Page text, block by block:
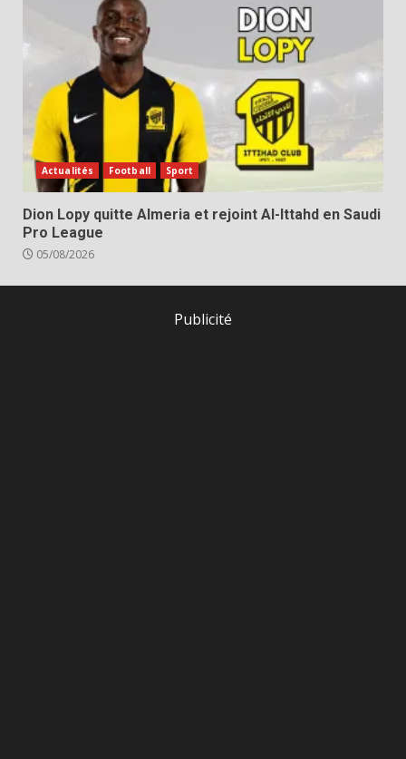
Actualités Football Sport
Dion Lopy quitte Almeria et rejoint Al-Ittahd en Saudi
Pro League
05/08/2026
Publicité